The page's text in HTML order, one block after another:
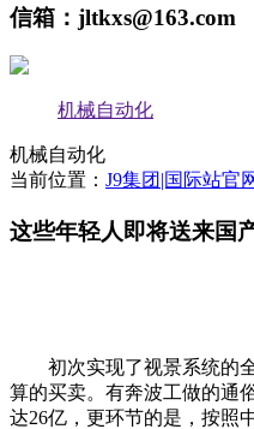
信箱：jltkxs@163.com
机械自动化
机械自动化
当前位置： J9集团|国际站官
这些年轻人即将送来国
初次实现了视景系统的全
算的买卖。有奔波工做的通
达26亿，更环节的是，按照